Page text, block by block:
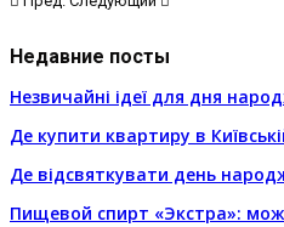
Недавние посты
Незвичайні ідеї для дня
Де купити квартиру в
Де відсвяткувати день
Пищевой спирт «Экстра»: